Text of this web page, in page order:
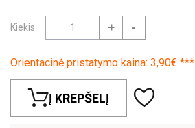
Kiekis + -
Orientacinė pristatymo kaina: 3,90€ ***
Į KREPŠELĮ